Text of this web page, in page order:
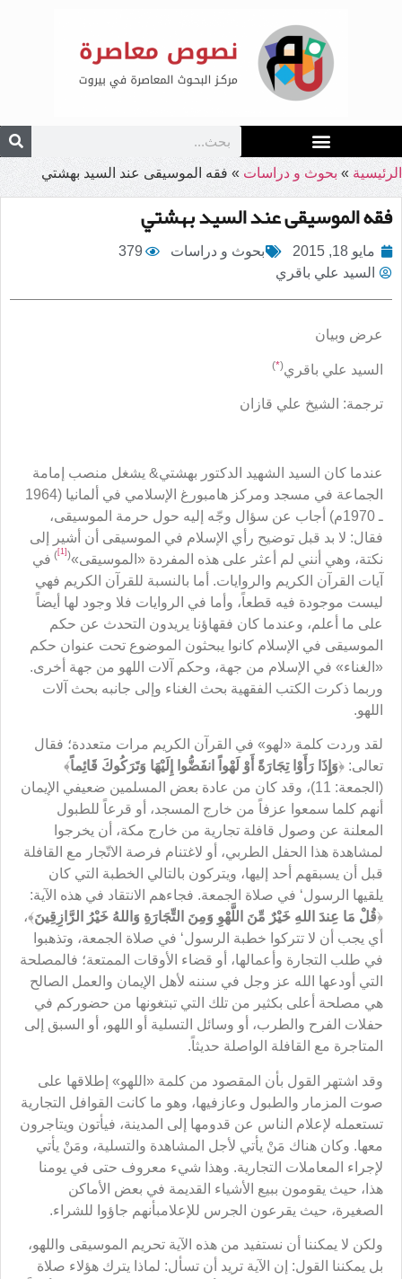
الرئيسية » بحوث و دراسات » فقه الموسيقى عند السيد بهشتي
فقه الموسيقى عند السيد بهشتي
مايو 18, 2015 بحوث و دراسات
379
السيد علي باقري
عرض وبيان
السيد علي باقري(
*
)
ترجمة: الشيخ علي قازان
عندما كان السيد الشهيد الدكتور بهشتي& يشغل منصب إمامة
الجماعة في مسجد ومركز هامبورغ الإسلامي في ألمانيا (1964
ـ 1970م) أجاب عن سؤال وجّه إليه حول حرمة الموسيقى،
فقال: لا بد قبل توضيح رأي الإسلام في الموسيقى أن أشير إلى
نكتة، وهي أنني لم أعثر على هذه المفردة «الموسيقى»(
[1]
) في
آيات القرآن الكريم والروايات. أما بالنسبة للقرآن الكريم فهي
ليست موجودة فيه قطعاً، وأما في الروايات فلا وجود لها أيضاً
على ما أعلم، وعندما كان فقهاؤنا يريدون التحدث عن حكم
الموسيقى في الإسلام كانوا يبحثون الموضوع تحت عنوان حكم
«الغناء» في الإسلام من جهة، وحكم آلات اللهو من جهة أخرى.
وربما ذكرت الكتب الفقهية بحث الغناء وإلى جانبه بحث آلات
اللهو.
لقد وردت كلمة «لهو» في القرآن الكريم مرات متعددة؛ فقال
تعالى: ﴿وَإِذَا رَأَوْا تِجَارَةً أَوْ لَهْواً انفَضُّوا إِلَيْهَا وَتَرَكُوكَ قَائِماً﴾
(الجمعة: 11)، وقد كان من عادة بعض المسلمين ضعيفي الإيمان
أنهم كلما سمعوا عزفاً من خارج المسجد، أو قرعاً للطبول
المعلنة عن وصول قافلة تجارية من خارج مكة، أن يخرجوا
لمشاهدة هذا الحفل الطربي، أو لاغتنام فرصة الاتّجار مع القافلة
قبل أن يسبقهم أحد إليها، ويتركون بالتالي الخطبة التي كان
يلقيها الرسول‘ في صلاة الجمعة. فجاءهم الانتقاد في هذه الآية:
﴿قُلْ مَا عِندَ اللهِ خَيْرٌ مِّنَ اللَّهْوِ وَمِنَ التِّجَارَةِ وَاللهُ خَيْرُ الرَّازِقِينَ﴾،
أي يجب أن لا تتركوا خطبة الرسول‘ في صلاة الجمعة، وتذهبوا
في طلب التجارة وأعمالها، أو قضاء الأوقات الممتعة؛ فالمصلحة
التي أودعها الله عز وجل في سننه لأهل الإيمان والعمل الصالح
هي مصلحة أعلى بكثير من تلك التي تبتغونها من حضوركم في
حفلات الفرح والطرب، أو وسائل التسلية أو اللهو، أو السبق إلى
المتاجرة مع القافلة الواصلة حديثاً.
وقد اشتهر القول بأن المقصود من كلمة «اللهو» إطلاقها على
صوت المزمار والطبول وعازفيها، وهو ما كانت القوافل التجارية
تستعمله لإعلام الناس عن قدومها إلى المدينة، فيأتون ويتاجرون
معها. وكان هناك مَنْ يأتي لأجل المشاهدة والتسلية، ومَنْ يأتي
لإجراء المعاملات التجارية. وهذا شيء معروف حتى في يومنا
هذا، حيث يقومون ببيع الأشياء القديمة في بعض الأماكن
الصغيرة، حيث يقرعون الجرس للإعلامبأنهم جاؤوا للشراء.
ولكن لا يمكننا أن نستفيد من هذه الآية تحريم الموسيقى واللهو،
بل يمكننا القول: إن الآية تريد أن تسأل: لماذا يترك هؤلاء صلاة